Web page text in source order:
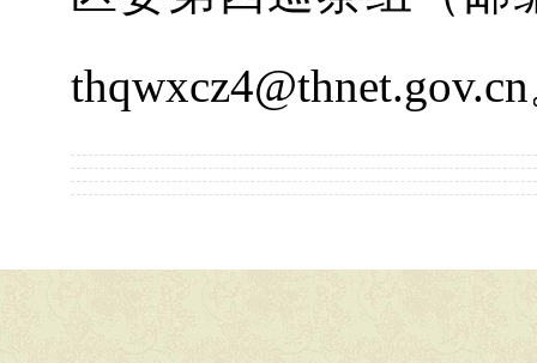
thqwxcz4@thnet.gov.cn